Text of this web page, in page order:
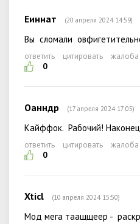
Еиннат (20 апреля 2024 14:59)
Вы сломали
ответить цитировать
жалоба
0
Оанндр (17 апреля 2024 17:05)
Кайффок. Рабочий!
ответить цитировать
жалоба
0
Xticl (10 апреля 2024 15:50)
Мод мега таащщеер -